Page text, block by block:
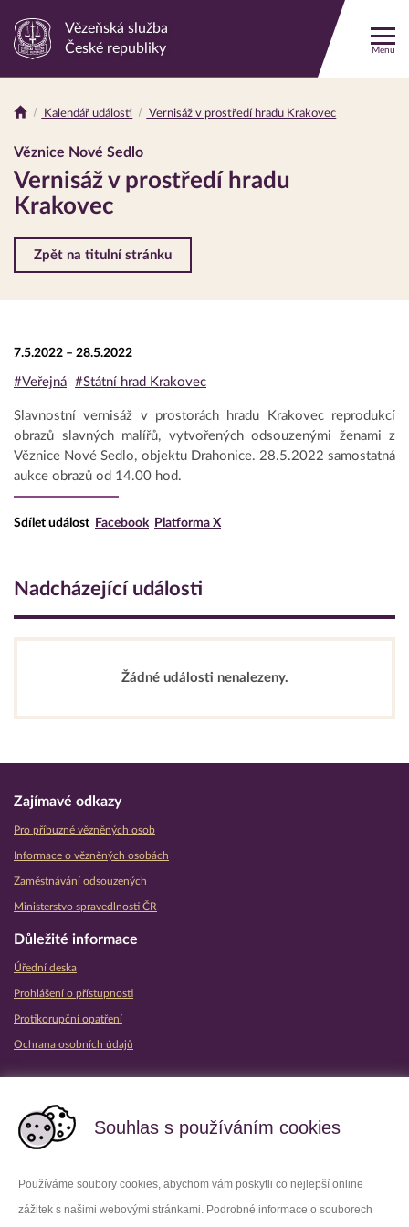
Souhlas s používáním cookies
Používáme soubory cookies, abychom vám poskytli co nejlepší online
zážitek s našimi webovými stránkami. Podrobné informace o souborech
Odkaz
stránku
Vězeňská služba
České republiky
Menu
Drobečková
navigace
Kalendář události Vernisáž v prostředí hradu Krakovec
Věznice Nové Sedlo
Vernisáž v prostředí hradu
Krakovec
Zpět na titulní stránku
7.5.2022 – 28.5.2022
#Veřejná #Státní hrad Krakovec
Slavnostní vernisáž v prostorách hradu Krakovec reprodukcí
obrazů slavných malířů, vytvořených odsouzenými ženami z
Věznice Nové Sedlo, objektu Drahonice. 28.5.2022 samostatná
aukce obrazů od 14.00 hod.
Sdílet událost Facebook Platforma X
Nadcházející události
Žádné události nenalezeny.
Zajímavé odkazy
Pro příbuzné vězněných osob
Informace o vězněných osobách
Zaměstnávání odsouzených
Ministerstvo spravedlnosti ČR
Důležité informace
Úřední deska
Prohlášení o přístupnosti
Protikorupční opatření
Ochrana osobních údajů